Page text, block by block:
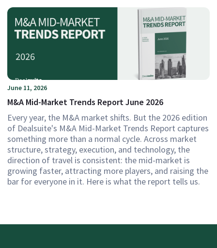
June 11, 2026
M&A Mid-Market Trends Report June 2026
Every year, the M&A market shifts. But the 2026 edition
of Dealsuite's M&A Mid-Market Trends Report captures
something more than a normal cycle. Across market
structure, strategy, execution, and technology, the
direction of travel is consistent: the mid-market is
growing faster, attracting more players, and raising the
bar for everyone in it. Here is what the report tells us.